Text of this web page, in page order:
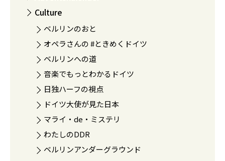
Culture
ベルリンのおと
オペラさんの #ときめくドイツ
ベルリンへの道
音楽でもっとわかるドイツ
日独ハーフの視点
ドイツ大使が見た日本
マライ・de・ミステリ
わたしのDDR
ベルリンアンダーグラウンド